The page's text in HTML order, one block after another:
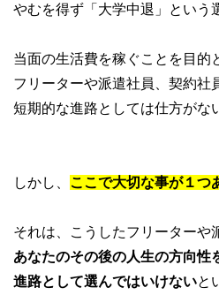
やむを得ず「大学中退」という
当面の生活費を稼ぐことを目的
フリーターや派遣社員、契約社
短期的な進路としては仕方がな
しかし、 ここで大切な事が１つ
それは、こうしたフリーターや
あなたのその後の人生の方向性
進路として選んではいけないと